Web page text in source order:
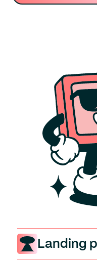
UX & UI
Branding
Projets
Landing